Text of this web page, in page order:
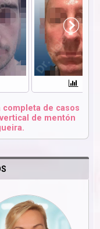
completa de casos
de mentón